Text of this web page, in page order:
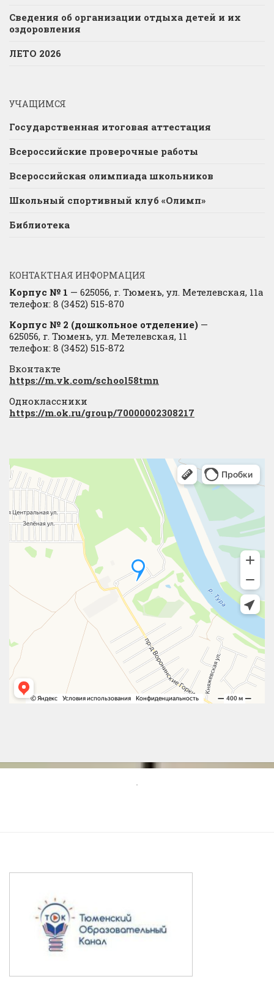
Сведения об организации отдыха детей и их
оздоровления
ЛЕТО 2026
УЧАЩИМСЯ
Государственная итоговая аттестация
Всероссийские проверочные работы
Всероссийская олимпиада школьников
Школьный спортивный клуб «Олимп»
Библиотека
КОНТАКТНАЯ ИНФОРМАЦИЯ
Корпус № 1 — 625056, г. Тюмень, ул. Метелевская, 11а
телефон: 8 (3452) 515-870
Корпус № 2 (дошкольное отделение) —
625056, г. Тюмень, ул. Метелевская, 11
телефон: 8 (3452) 515-872
Вконтакте
https://m.vk.com/school58tmn
Одноклассники
https://m.ok.ru/group/70000002308217